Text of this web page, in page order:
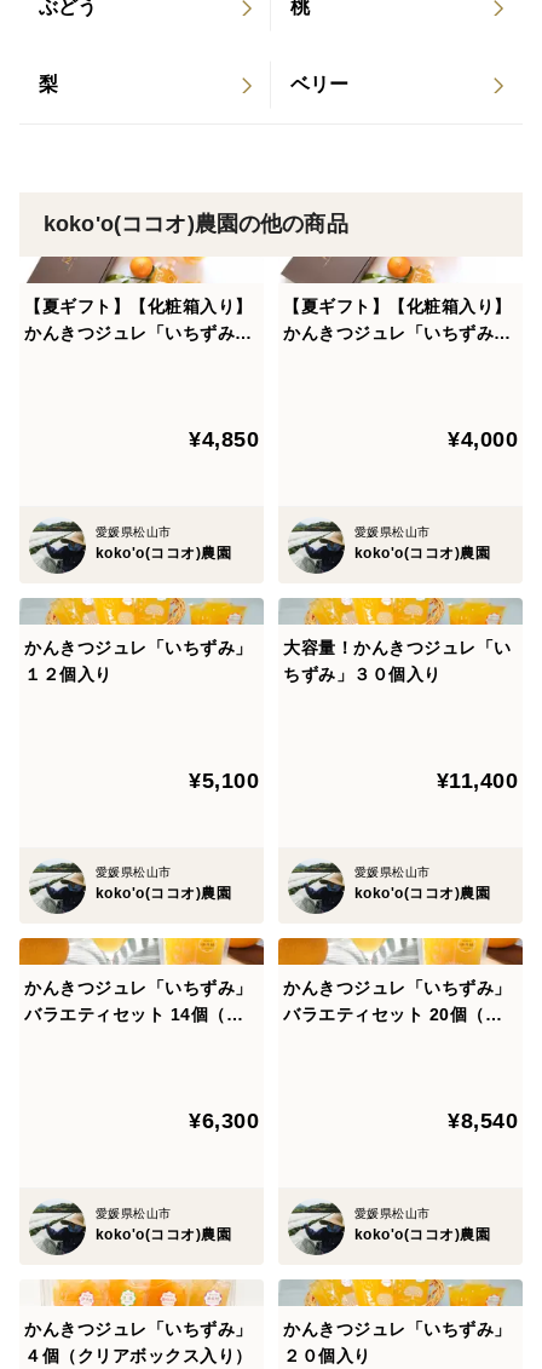
万が一、痛みがありましたら「お届け日の翌日」まで
（配達時のご不在などで放置された期間が3日を超え
ぶどう 桃
梨 ベリー
koko'o(ココオ)農園の他の商品
【夏ギフト】【化粧箱入り】
かんきつジュレ「いちずみ」
¥4,850
愛媛県松山市
koko'o(ココオ)農園
【夏ギフト】【化粧箱入り】
かんきつジュレ「いちずみ」
¥4,000
愛媛県松山市
koko'o(ココオ)農園
かんきつジュレ「いちずみ」
１２個入り
¥5,100
愛媛県松山市
koko'o(ココオ)農園
大容量！かんきつジュレ「い
ちずみ」３０個入り
¥11,400
愛媛県松山市
koko'o(ココオ)農園
かんきつジュレ「いちずみ」
バラエティセット 14個（紅
¥6,300
愛媛県松山市
koko'o(ココオ)農園
かんきつジュレ「いちずみ」
バラエティセット 20個（紅
¥8,540
愛媛県松山市
koko'o(ココオ)農園
かんきつジュレ「いちずみ」
４個（クリアボックス入り）
かんきつジュレ「いちずみ」
２０個入り